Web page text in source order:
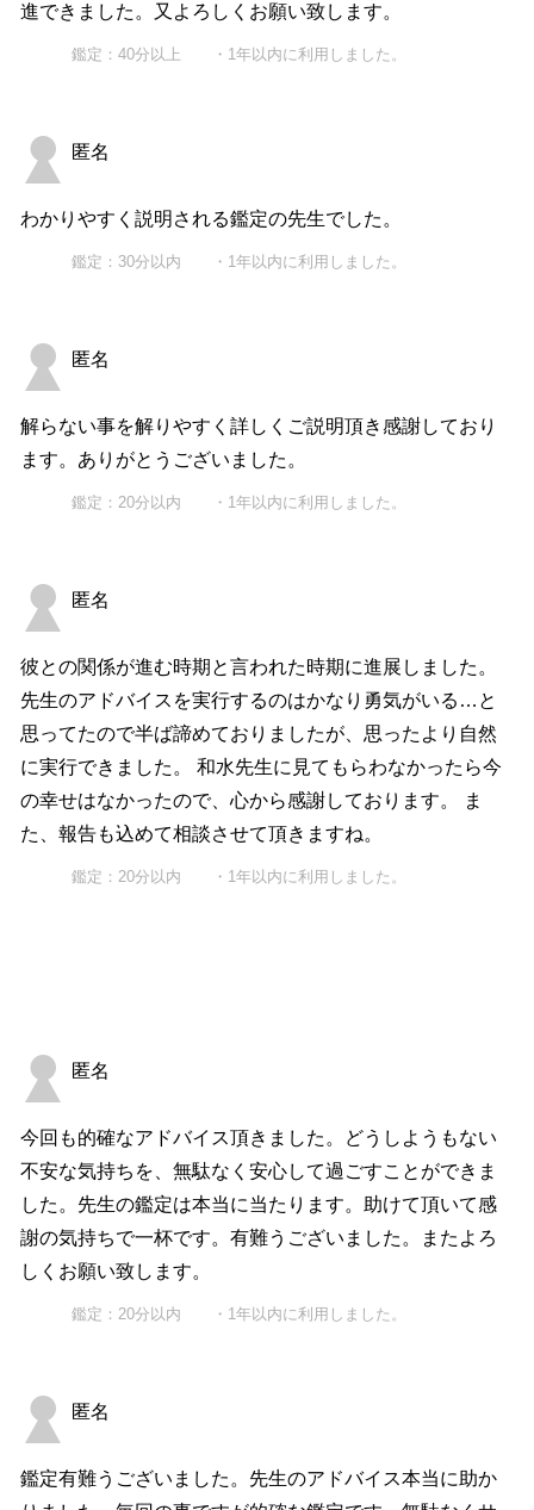
進できました。又よろしくお願い致します。
鑑定：40分以上 ・1年以内に利用しました。
匿名
わかりやすく説明される鑑定の先生でした。
鑑定：30分以内 ・1年以内に利用しました。
匿名
解らない事を解りやすく詳しくご説明頂き感謝しており
ます。ありがとうございました。
鑑定：20分以内 ・1年以内に利用しました。
匿名
彼との関係が進む時期と言われた時期に進展しました。
先生のアドバイスを実行するのはかなり勇気がいる…と
思ってたので半ば諦めておりましたが、思ったより自然
に実行できました。 和水先生に見てもらわなかったら今
の幸せはなかったので、心から感謝しております。 ま
た、報告も込めて相談させて頂きますね。
鑑定：20分以内 ・1年以内に利用しました。
匿名
今回も的確なアドバイス頂きました。どうしようもない
不安な気持ちを、無駄なく安心して過ごすことができま
した。先生の鑑定は本当に当たります。助けて頂いて感
謝の気持ちで一杯です。有難うございました。またよろ
しくお願い致します。
鑑定：20分以内 ・1年以内に利用しました。
匿名
鑑定有難うございました。先生のアドバイス本当に助か